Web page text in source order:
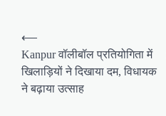
⟵
Kanpur वॉलीबॉल प्रतियोगिता में
खिलाड़ियों ने दिखाया दम, विधायक
ने बढ़ाया उत्साह